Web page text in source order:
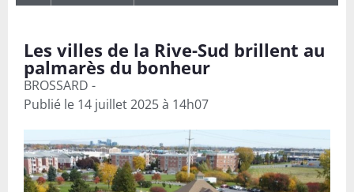
Les villes de la Rive-Sud brillent au
palmarès du bonheur
BROSSARD -
Publié le 14 juillet 2025 à 14h07